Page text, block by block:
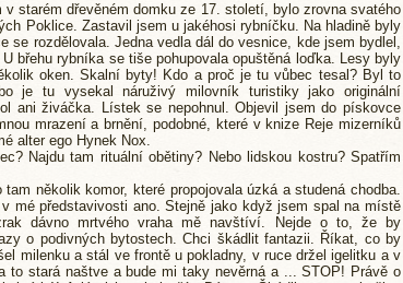
starém dřevěném domku ze 17. století, bylo zrovna svatého
Poklice. Zastavil jsem u jakéhosi rybníčku. Na hladině byly
se rozdělovala. Jedna vedla dál do vesnice, kde jsem bydlel,
břehu rybníka se tiše pohupovala opuštěná loďka. Lesy byly
oken. Skalní byty! Kdo a proč je tu vůbec tesal? Byl to
je tu vysekal náruživý milovník turistiky jako originální
ani živáčka. Lístek se nepohnul. Objevil jsem do pískovce
mrazení a brnění, podobné, které v knize Reje mizerníků
alter ego Hynek Nox.
Najdu tam rituální obětiny? Nebo lidskou kostru? Spatřím
několik komor, které propojovala úzká a studená chodba.
mé představivosti ano. Stejně jako když jsem spal na místě
dávno mrtvého vraha mě navštíví. Nejde o to, že by
o podivných bytostech. Chci škádlit fantazii. Říkat, co by
milenku a stál ve frontě u pokladny, v ruce držel igelitku a v
stará naštve a bude mi taky nevěrná a ... STOP! Právě o